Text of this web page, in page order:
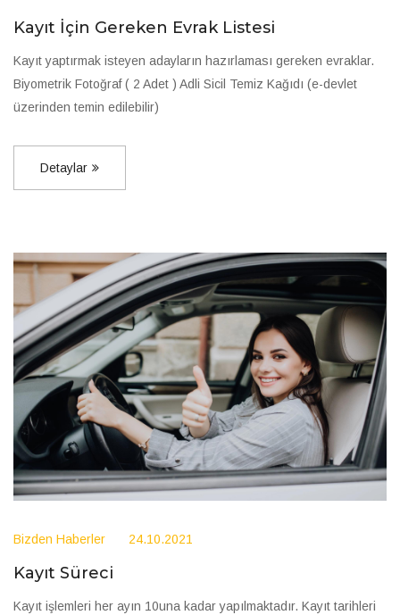
Kayıt İçin Gereken Evrak Listesi
Kayıt yaptırmak isteyen adayların hazırlaması gereken evraklar.
Biyometrik Fotoğraf ( 2 Adet ) Adli Sicil Temiz Kağıdı (e-devlet
üzerinden temin edilebilir)
Detaylar
Bizden Haberler 24.10.2021
Kayıt Süreci
Kayıt işlemleri her ayın 10una kadar yapılmaktadır. Kayıt tarihleri